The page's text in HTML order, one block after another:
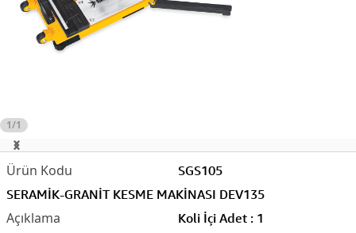
1/1
SGS105
SERAMİK-GRANİT KESME MAKİNASI DEV135
Koli İçi Adet : 1